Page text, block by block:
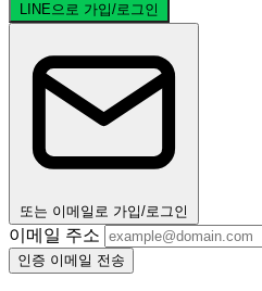
LINE으로 가입/로그인
또는 이메일로 가입/로그인
이메일 주소
인증 이메일 전송